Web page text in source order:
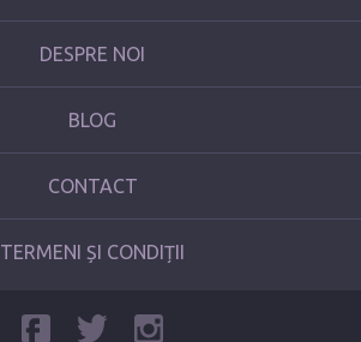
DESPRE NOI
BLOG
CONTACT
TERMENI ȘI CONDIȚII